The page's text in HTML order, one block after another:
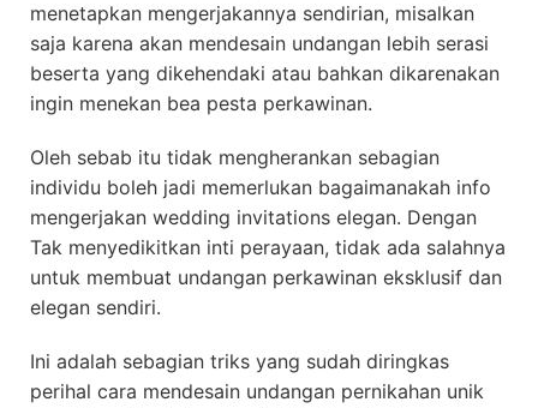
menetapkan mengerjakannya sendirian, misalkan
saja karena akan mendesain undangan lebih serasi
beserta yang dikehendaki atau bahkan dikarenakan
ingin menekan bea pesta perkawinan.
Oleh sebab itu tidak mengherankan sebagian
individu boleh jadi memerlukan bagaimanakah info
mengerjakan wedding invitations elegan. Dengan
Tak menyedikitkan inti perayaan, tidak ada salahnya
untuk membuat undangan perkawinan eksklusif dan
elegan sendiri.
Ini adalah sebagian triks yang sudah diringkas
perihal cara mendesain undangan pernikahan unik